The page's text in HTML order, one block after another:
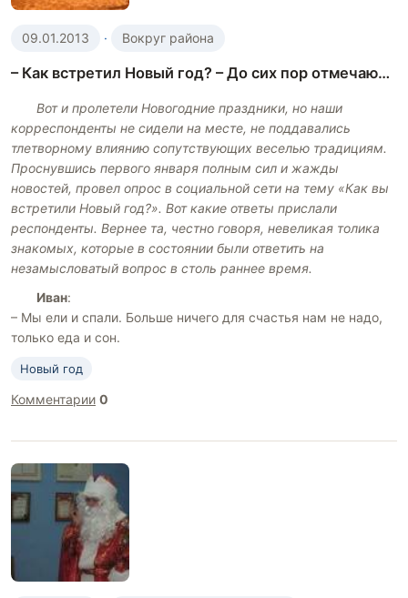
09.01.2013 · Вокруг района
– Как встретил Новый год? – До сих пор отмечаю…
Вот и пролетели Новогодние праздники, но наши
корреспонденты не сидели на месте, не поддавались
тлетворному влиянию сопутствующих веселью традициям.
Проснувшись первого января полным сил и жажды
новостей, провел опрос в социальной сети на тему «Как вы
встретили Новый год?». Вот какие ответы прислали
респонденты. Вернее та, честно говоря, невеликая толика
знакомых, которые в состоянии были ответить на
незамысловатый вопрос в столь раннее время.
Иван:
– Мы ели и спали. Больше ничего для счастья нам не надо,
только еда и сон.
Новый год
Комментарии 0